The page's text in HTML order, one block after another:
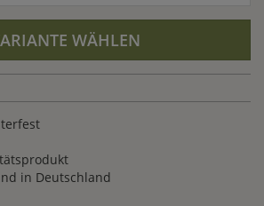
WÄHLEN
in Deutschland